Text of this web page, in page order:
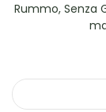
Rummo, Senza